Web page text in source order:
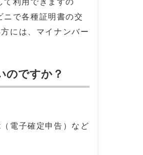
て利用できますの
ニで各種証明書の交
には、マイナンバー
のですか？
電子確定申告）など